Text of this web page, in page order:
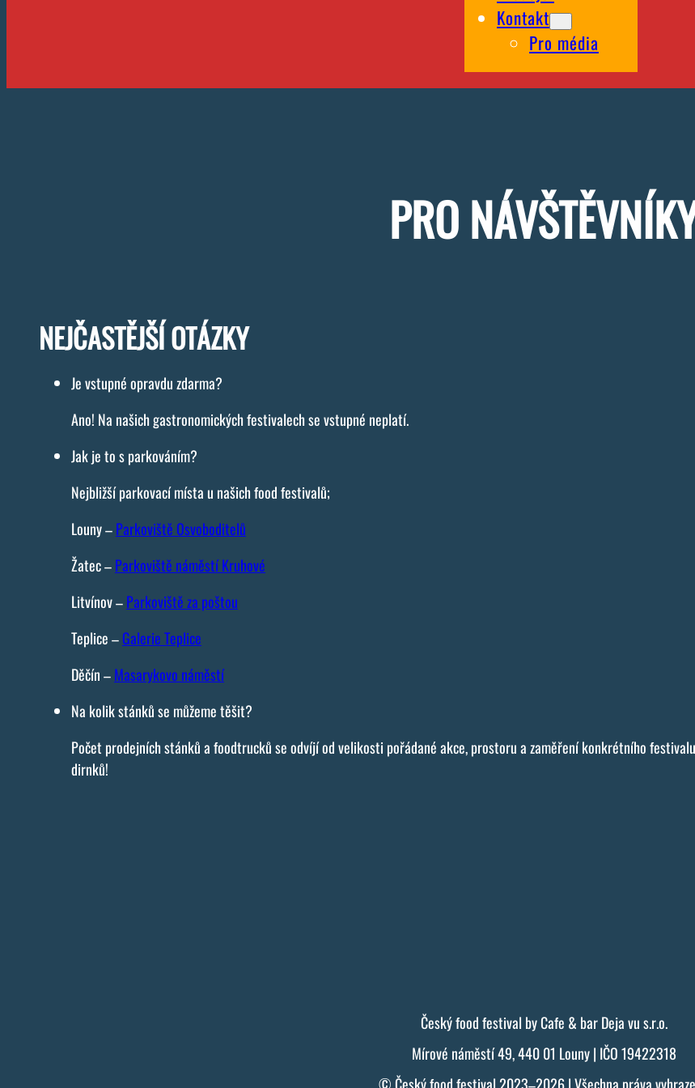
Kontakt
Pro média
PRO
NEJČASTĚJŠÍ OTÁZKY
Je vstupné opravdu zdarma?
Ano! Na našich gastronomických festivalech se vstupné neplatí.
Jak je to s parkováním?
Nejbližší parkovací místa u našich food festivalů;
Louny –Parkoviště Osvoboditelů
Žatec –Parkoviště náměstí Kruhové
Litvínov –Parkoviště za poštou
Teplice –Galerie Teplice
Děčín –Masarykovo náměstí
Na kolik stánků se můžeme těšit?
Počet prodejních stánků a foodtrucků se odvíjí od velikosti pořádané akce, prostoru a zaměření konkrétního
dirnků!
Český food festival by Cafe & bar Deja vu s.r.o.
Mírové náměstí 49, 440 01 Louny | IČO 19422318
© Český food festival 2023–2026 | Všechna práva